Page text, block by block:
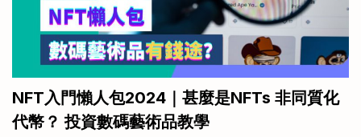
管理及分析所有戶口
管理MPF戶口
一次過管理所有強積金戶口
申請清卡數/私人貸款
CreFIT x Planto推廣優惠
私人貸款
年利率/APR/年息比較
投資戶口 (美股)
比較最抵美股投資戶口
投資戶口 (港股)
比較最抵港股投資戶口
投資加密貨幣
比較最抵Crypto交易所
關於我們
Academy
Marketplace
NFT入門懶人包2024｜甚麼是NFTs 非同質化
代幣？ 投資數碼藝術品教學